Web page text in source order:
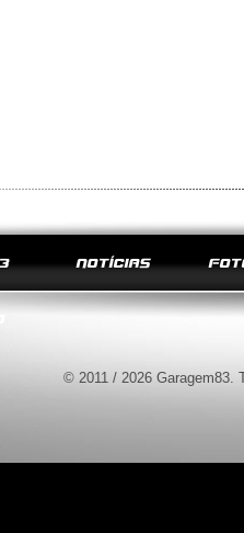
NOTÍCIAS
© 2011 / 2026 Garagem83.